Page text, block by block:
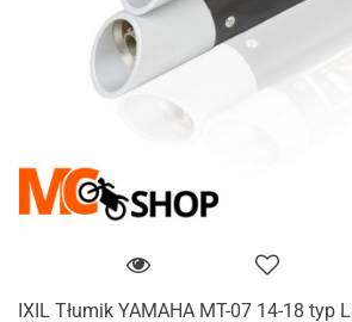
IXIL Tłumik YAMAHA MT-07 14-18 typ